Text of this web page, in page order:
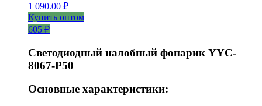
1 090.00 ₽
Купить оптом
605 ₽
Светодиодный налобный фонарик YYC-
8067-P50
Основные характеристики: